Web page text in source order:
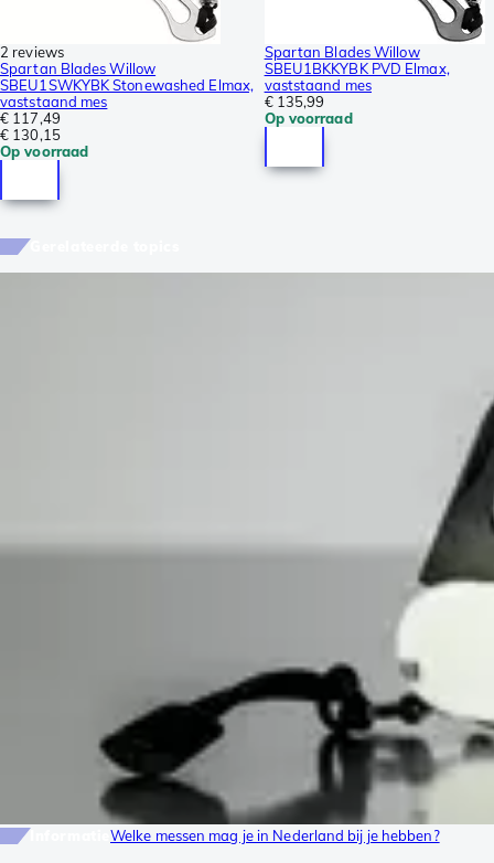
2 reviews
Spartan Blades Willow
SBEU1SWKYBK Stonewashed Elmax,
vaststaand mes
€ 117,49
€ 130,15
Op voorraad
Spartan Blades Willow
SBEU1BKKYBK PVD Elmax,
vaststaand mes
€ 135,99
Op voorraad
Welke messen mag je in Nederland bij je hebben?